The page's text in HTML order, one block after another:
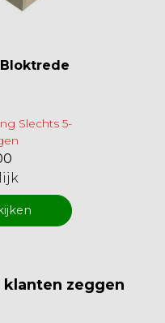
Slechts 5-
klanten zeggen